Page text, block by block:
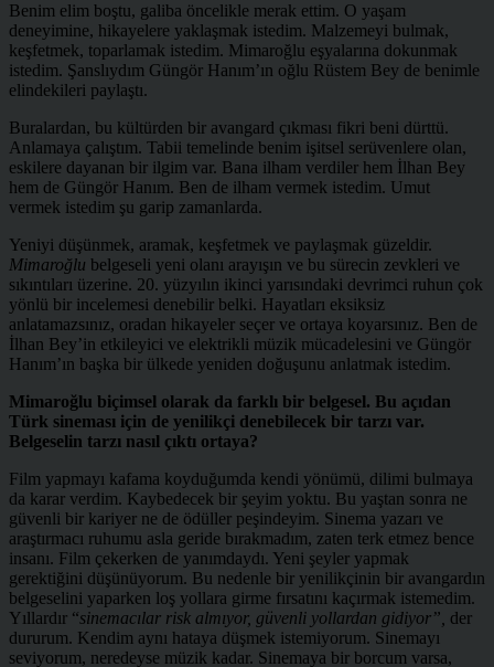
Benim elim boştu, galiba öncelikle merak ettim. O yaşam
deneyimine, hikayelere yaklaşmak istedim. Malzemeyi bulmak,
keşfetmek, toparlamak istedim. Mimaroğlu eşyalarına dokunmak
istedim. Şanslıydım Güngör Hanım’ın oğlu Rüstem Bey de benimle
elindekileri paylaştı.
Buralardan, bu kültürden bir avangard çıkması fikri beni dürttü.
Anlamaya çalıştım. Tabii temelinde benim işitsel serüvenlere olan,
eskilere dayanan bir ilgim var. Bana ilham verdiler hem İlhan Bey
hem de Güngör Hanım. Ben de ilham vermek istedim. Umut
vermek istedim şu garip zamanlarda.
Yeniyi düşünmek, aramak, keşfetmek ve paylaşmak güzeldir.
Mimaroğlu belgeseli yeni olanı arayışın ve bu sürecin zevkleri ve
sıkıntıları üzerine. 20. yüzyılın ikinci yarısındaki devrimci ruhun çok
yönlü bir incelemesi denebilir belki. Hayatları eksiksiz
anlatamazsınız, oradan hikayeler seçer ve ortaya koyarsınız. Ben de
İlhan Bey’in etkileyici ve elektrikli müzik mücadelesini ve Güngör
Hanım’ın başka bir ülkede yeniden doğuşunu anlatmak istedim.
Mimaroğlu biçimsel olarak da farklı bir belgesel. Bu açıdan
Türk sineması için de yenilikçi denebilecek bir tarzı var.
Belgeselin tarzı nasıl çıktı ortaya?
Film yapmayı kafama koyduğumda kendi yönümü, dilimi bulmaya
da karar verdim. Kaybedecek bir şeyim yoktu. Bu yaştan sonra ne
güvenli bir kariyer ne de ödüller peşindeyim. Sinema yazarı ve
araştırmacı ruhumu asla geride bırakmadım, zaten terk etmez bence
insanı. Film çekerken de yanımdaydı. Yeni şeyler yapmak
gerektiğini düşünüyorum. Bu nedenle bir yenilikçinin bir avangardın
belgeselini yaparken loş yollara girme fırsatını kaçırmak istemedim.
Yıllardır “sinemacılar risk almıyor, güvenli yollardan gidiyor”, der
dururum. Kendim aynı hataya düşmek istemiyorum. Sinemayı
seviyorum, neredeyse müzik kadar. Sinemaya bir borcum varsa,